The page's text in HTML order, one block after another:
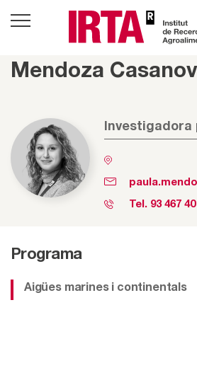
Mendoza
Investigadora
Tel. 93 467
Programa
Aigües marines i continentals